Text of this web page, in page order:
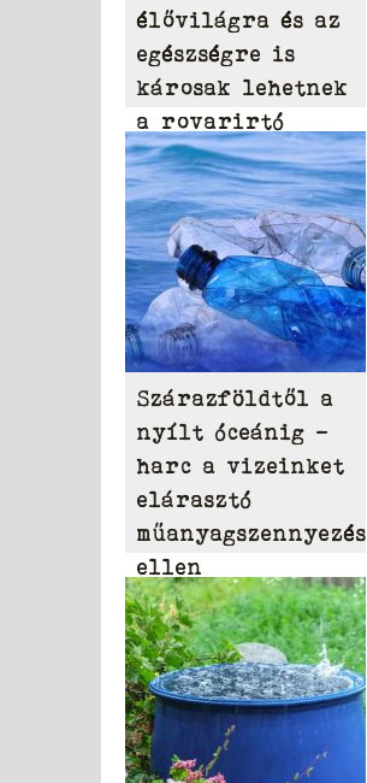
élővilágra és az
egészségre is
károsak lehetnek
a rovarirtó
szerek
Szárazföldtől a
nyílt óceánig –
harc a vizeinket
elárasztó
műanyagszennyezés
ellen